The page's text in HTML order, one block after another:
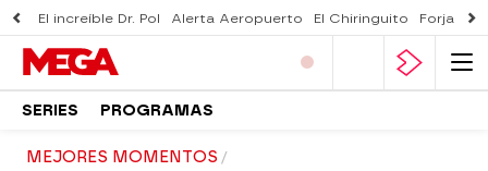
El increíble Dr. Pol Alerta Aeropuerto El Chiringuito Forjado
SERIES PROGRAMAS
MEJORES MOMENTOS